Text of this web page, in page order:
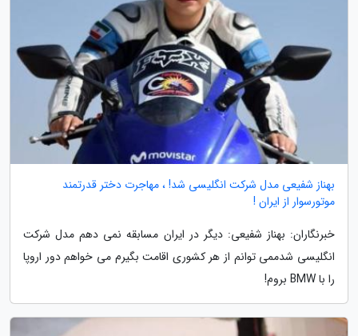
بهناز شفیعی مدل شرکت انگلیسی شد! ، مهاجرت دختر قدرتمند
موتورسوار از ایران !
خبرنگاران: بهناز شفیعی: دیگر در ایران مسابقه نمی دهم مدل شرکت
انگلیسی شدممی توانم از هر کشوری اقامت بگیرم می خواهم دور اروپا
را با BMW بروم!